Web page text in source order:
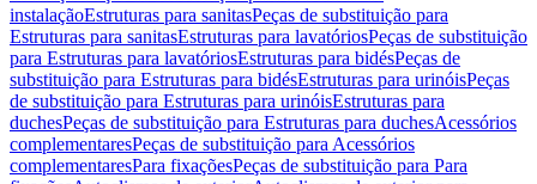
instalaçãoEstruturas para sanitasPeças de substituição para
Estruturas para sanitasEstruturas para lavatóriosPeças de substituição
para Estruturas para lavatóriosEstruturas para bidésPeças de
substituição para Estruturas para bidésEstruturas para urinóisPeças
de substituição para Estruturas para urinóisEstruturas para
duchesPeças de substituição para Estruturas para duchesAcessórios
complementaresPeças de substituição para Acessórios
complementaresPara fixaçõesPeças de substituição para Para